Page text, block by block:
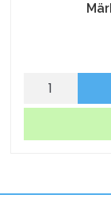
Märkband
tag